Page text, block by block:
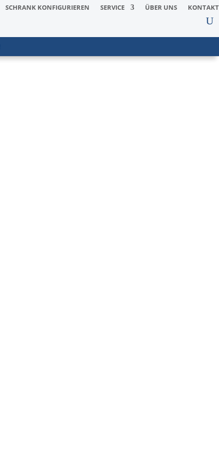
SCHRANK KONFIGURIEREN SERVICE ÜBER UNS KONTAKT